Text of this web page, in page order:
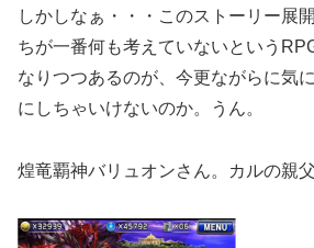
しかしなぁ・・・このストーリー展
ちが一番何も考えていないという
なりつつあるのが、今更ながらに気
にしちゃいけないのか。うん。
煌竜覇神バリュオンさん。カルの親父